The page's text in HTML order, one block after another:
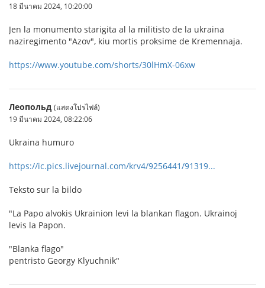
18 มีนาคม 2024, 10:20:00
Jen la monumento starigita al la militisto de la ukraina
naziregimento "Azov", kiu mortis proksime de Kremennaja.
https://www.youtube.com/shorts/30lHmX-06xw
Леопольд (แสดงโปรไฟล์)
19 มีนาคม 2024, 08:22:06
Ukraina humuro
https://ic.pics.livejournal.com/krv4/9256441/91319...
Teksto sur la bildo
"La Papo alvokis Ukrainion levi la blankan flagon. Ukrainoj
levis la Papon.
"Blanka flago"
pentristo Georgy Klyuchnik"